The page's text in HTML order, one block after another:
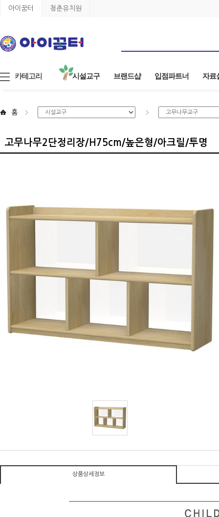
아이꿈터 청춘유치원
카테고리 시설교구 브랜드샵 입점파트너 자료
홈
고무나무2단정리장/H75cm/높은형/아크릴/투명
상품상세정보